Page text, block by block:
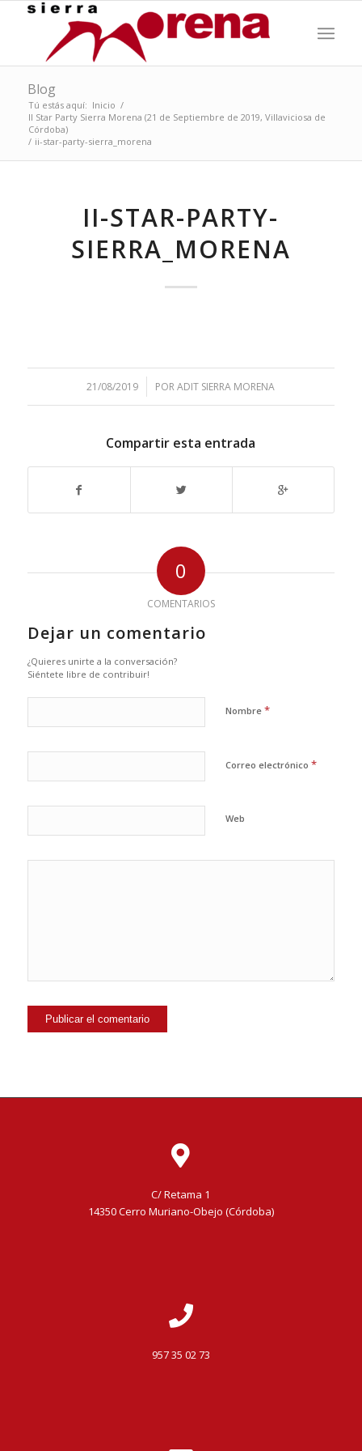
Blog
Tú estás aquí: Inicio /
II Star Party Sierra Morena (21 de Septiembre de 2019, Villaviciosa de
Córdoba)
/ ii-star-party-sierra_morena
II-STAR-PARTY-
SIERRA_MORENA
21/08/2019
/ PORADIT SIERRA MORENA
Compartir esta entrada
0
COMENTARIOS
Dejar un comentario
¿Quieres unirte a la conversación?
Siéntete libre de contribuir!
Nombre *
Correo electrónico *
Web
C/ Retama 1
14350 Cerro Muriano-Obejo (Córdoba)
957 35 02 73